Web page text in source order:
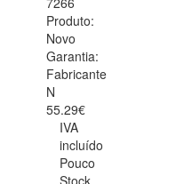
Produto:
Novo
Garantia:
Fabricante
N
55.29€
IVA
incluído
Pouco